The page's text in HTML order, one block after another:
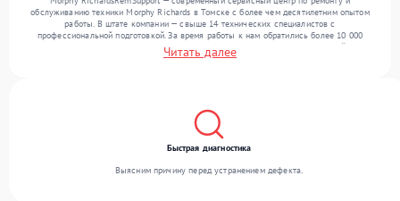
обслуживанию техники Morphy Richards в Томске с более чем десятилетним опытом
работы. В штате компании — свыше 14 технических специалистов с
профессиональной подготовкой. За время работы к нам обратились более 10 000
клиентов, а также выполнено более 12 000 ремонтов. Ежемесячно в сервисный центр
поступает более 300 обращений, включая , , . Мы устраняем поломки любой
Читать далее
Быстрая диагностика
Выясним причину перед устранением дефекта.